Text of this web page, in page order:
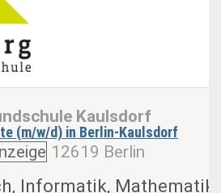
Kaulsdorf
(m/w/d) in Berlin-Kaulsdorf
12619 Berlin
Informatik, Mathematik,